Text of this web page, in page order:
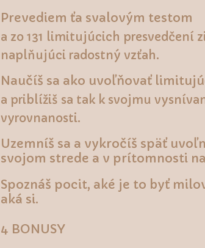
Prevediem ťa svalovým testom
a zo 131 limitujúcich presvedčení
naplňujúci radostný vzťah.
Naučíš sa ako uvoľňovať
a priblížiš sa tak k svojmu
vyrovnanosti.
Uzemníš sa a vykročíš späť
svojom strede a v prítomnosti
Spoznáš pocit, aké je to byť
aká si.
4 BONUSY